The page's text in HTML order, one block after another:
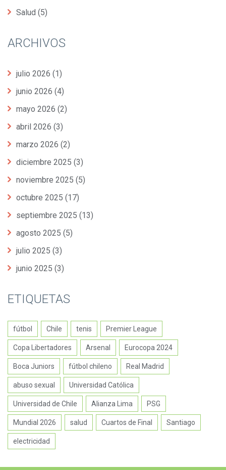
Salud (5)
ARCHIVOS
julio 2026 (1)
junio 2026 (4)
mayo 2026 (2)
abril 2026 (3)
marzo 2026 (2)
diciembre 2025 (3)
noviembre 2025 (5)
octubre 2025 (17)
septiembre 2025 (13)
agosto 2025 (5)
julio 2025 (3)
junio 2025 (3)
ETIQUETAS
fútbol Chile tenis Premier League
Copa Libertadores Arsenal Eurocopa 2024
Boca Juniors fútbol chileno Real Madrid
abuso sexual Universidad Católica
Universidad de Chile Alianza Lima PSG
Mundial 2026 salud Cuartos de Final Santiago
electricidad